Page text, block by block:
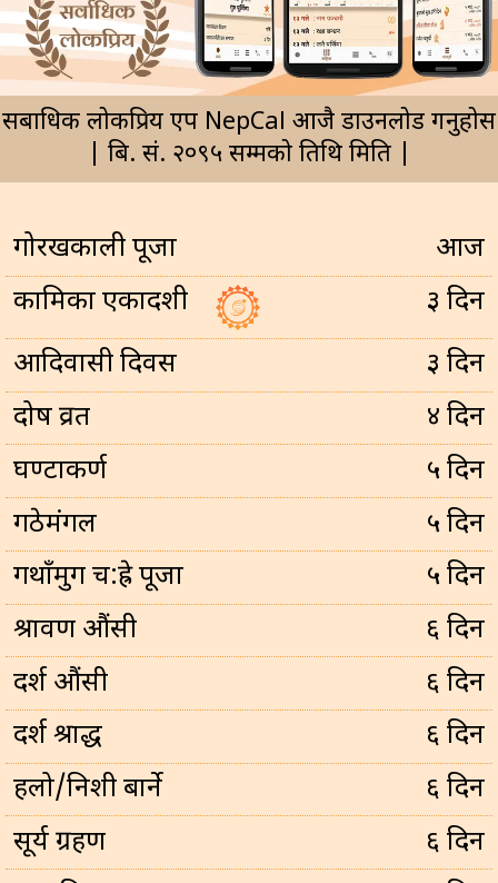
सर्बाधिक लोकप्रिय एप NepCal आजै डाउनलोड गर्नुहोस
| बि. सं. २०९५ सम्मको तिथि मिति |
गोरखकाली पूजा
आज
कामिका एकादशी
३ दिन
आदिवासी दिवस
३ दिन
प्रदोष व्रत
४ दिन
घण्टाकर्ण
५ दिन
गठेमंगल
५ दिन
गथाँमुग च:ह्रे पूजा
५ दिन
श्रावण औंसी
६ दिन
दर्श औंसी
६ दिन
दर्श श्राद्ध
६ दिन
हलो/निशी बार्ने
६ दिन
सूर्य ग्रहण
६ दिन